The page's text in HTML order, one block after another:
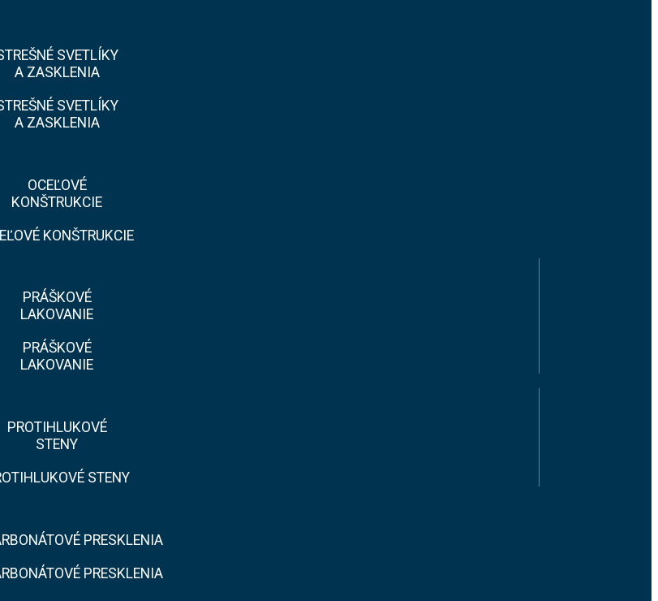
SVETLÍKY
A ZASKLENIA
SVETLÍKY
A ZASKLENIA
OCEĽOVÉ
KONŠTRUKCIE
KONŠTRUKCIE
PRÁŠKOVÉ
LAKOVANIE
PRÁŠKOVÉ
LAKOVANIE
PROTIHLUKOVÉ
STENY
STENY
PRESKLENIA
PRESKLENIA